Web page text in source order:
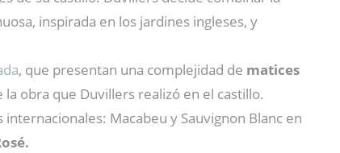
inspirada en los jardines ingleses, y
, que presentan una complejidad de matices
obra que Duvillers realizó en el castillo.
Macabeu y Sauvignon Blanc en